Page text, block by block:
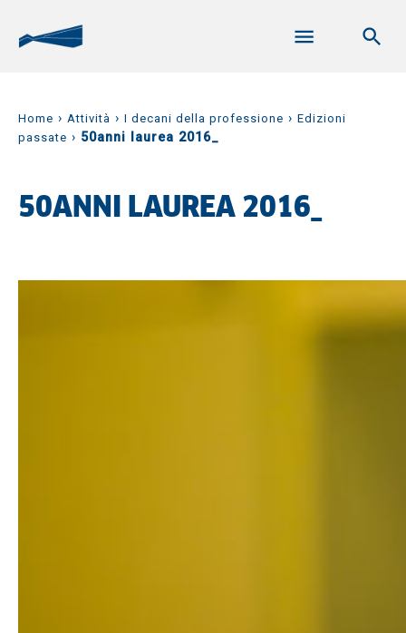
Home › Attività › I decani della professione › Edizioni
passate › 50anni laurea 2016_
50ANNI LAUREA 2016_